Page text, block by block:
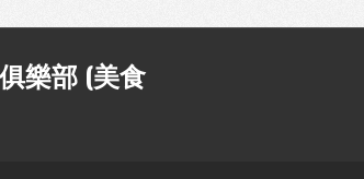
樂部 (美食